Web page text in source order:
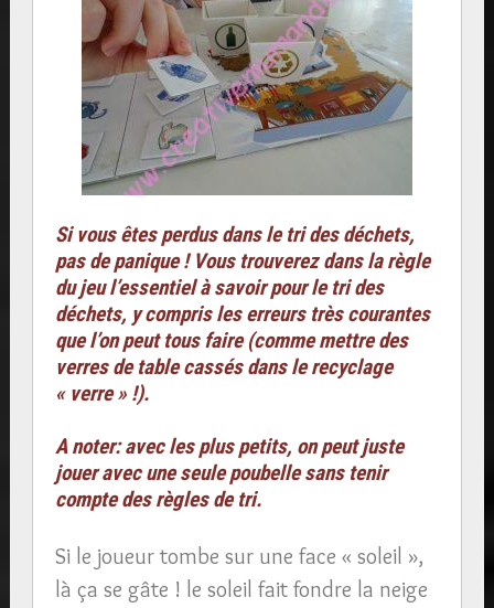
Si vous êtes perdus dans le tri des déchets,
pas de panique ! Vous trouverez dans la règle
du jeu l’essentiel à savoir pour le tri des
déchets, y compris les erreurs très courantes
que l’on peut tous faire (comme mettre des
verres de table cassés dans le recyclage
« verre » !).
A noter: avec les plus petits, on peut juste
jouer avec une seule poubelle sans tenir
compte des règles de tri.
Si le joueur tombe sur une face « soleil »,
là ça se gâte ! le soleil fait fondre la neige